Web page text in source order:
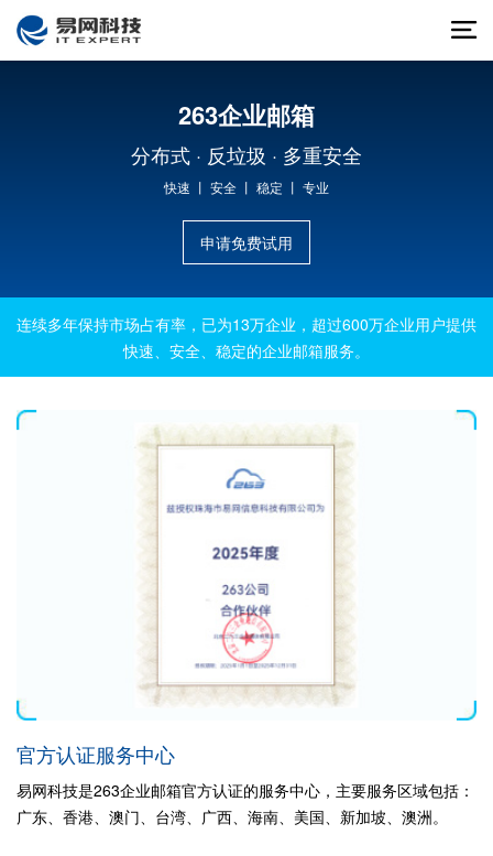
263企业邮箱
分布式 · 反垃圾 · 多重安全
快速 丨 安全 丨 稳定 丨 专业
申请免费试用
连续多年保持市场占有率，已为13万企业，超过600万企业用户提供
快速、安全、稳定的企业邮箱服务。
官方认证服务中心
易网科技是263企业邮箱官方认证的服务中心，主要服务区域包括：
广东、香港、澳门、台湾、广西、海南、美国、新加坡、澳洲。